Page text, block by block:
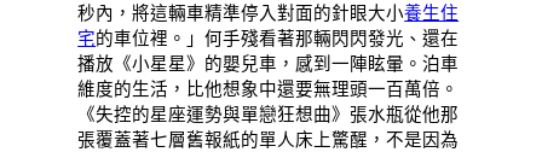
秒內，將這輛車精準停入對面的針眼大小養生住
宅的車位裡。」何手殘看著那輛閃閃發光、還在
播放《小星星》的嬰兒車，感到一陣眩暈。泊車
維度的生活，比他想象中還要無理頭一百萬倍。
《失控的星座運勢與單戀狂想曲》張水瓶從他那
張覆蓋著七層舊報紙的單人床上驚醒，不是因為